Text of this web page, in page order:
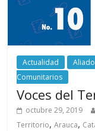
Actualidad
Comunitarios
Voces del
octubre 29, 2019
Territorio,Arauca,